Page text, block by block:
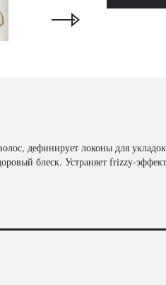
дефинирует локоны для
блеск. Устраняет frizzy-